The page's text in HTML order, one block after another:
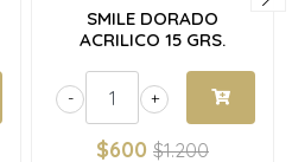
SMILE DORADO
ACRILICO 15 GRS.
+
-
$600 $1.200